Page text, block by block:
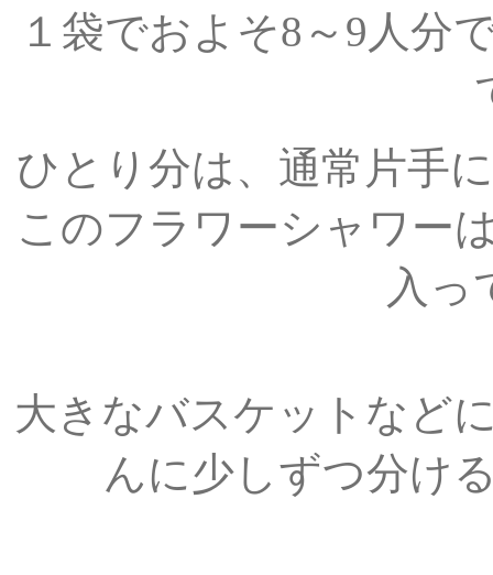
１袋でおよそ8～9人分
ひとり分は、通常片手
このフラワーシャワー
入っ
大きなバスケットなど
んに少しずつ分け